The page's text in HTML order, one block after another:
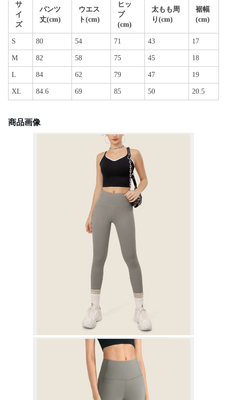
サ
イ
ズ
パンツ
丈(cm)
ウエス
ト(cm)
ヒッ
プ
(cm)
太もも周
り(cm)
裾幅
(cm)
S 80 54 71 43 17
M 82 58 75 45 18
L 84 62 79 47 19
XL 84.6 69 85 50 20.5
商品画像